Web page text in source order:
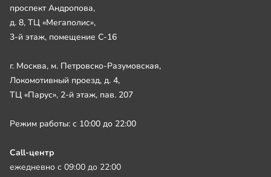
проспект Андропова,
д. 8, ТЦ «Мегаполис»,
3-й этаж, помещение С-16
г. Москва, м. Петровско-Разумовская,
Локомотивный проезд, д. 4,
ТЦ «Парус», 2-й этаж, пав. 207
Режим работы: с 10:00 до 22:00
Call-центр
ежедневно с 09:00 до 22:00